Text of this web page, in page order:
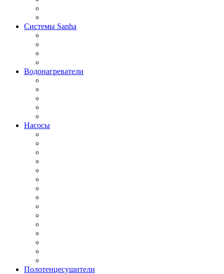
Системы Sanha
Водонагреватели
Насосы
Полотенцесушители